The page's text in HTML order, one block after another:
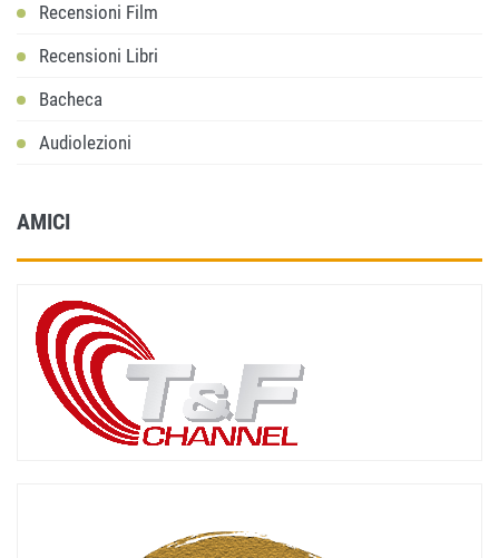
Recensioni Film
Recensioni Libri
Bacheca
Audiolezioni
AMICI